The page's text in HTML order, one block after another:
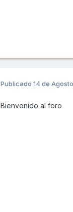
Publicado 14 de
Bienvenido al foro